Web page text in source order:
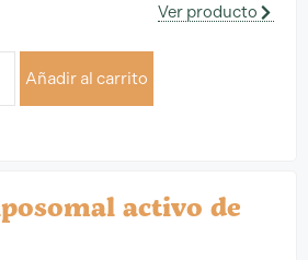
Ver producto
Añadir al carrito
activo de